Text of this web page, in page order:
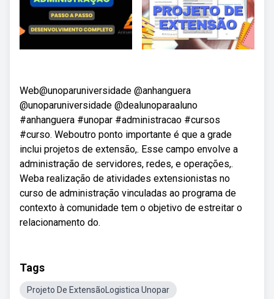
Web@unoparuniversidade @anhanguera
@unoparuniversidade @dealunoparaaluno
#anhanguera #unopar #administracao #cursos
#curso. Weboutro ponto importante é que a grade
inclui projetos de extensão,. Esse campo envolve a
administração de servidores, redes, e operações,.
Weba realização de atividades extensionistas no
curso de administração vinculadas ao programa de
contexto à comunidade tem o objetivo de estreitar o
relacionamento do.
Tags
Projeto De ExtensãoLogistica Unopar